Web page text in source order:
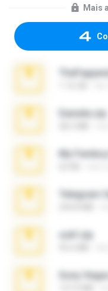
Mais
Daniela.zip
My
Telegram
ouh!.zip